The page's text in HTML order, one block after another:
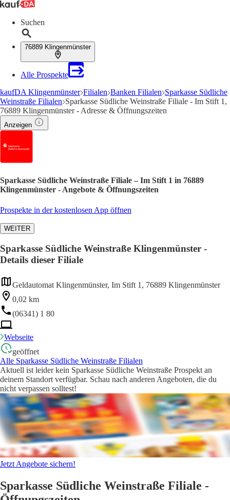
Suchen
76889 Klingenmünster
Alle Prospekte
kaufDA Klingenmünster Filialen Banken Filialen Sparkasse Südliche
Weinstraße Filialen Sparkasse Südliche Weinstraße Filiale - Im Stift 1,
76889 Klingenmünster - Adresse & Öffnungszeiten
Anzeigen
Sparkasse Südliche Weinstraße Filiale – Im Stift 1 in 76889
Klingenmünster - Angebote & Öffnungszeiten
Prospekte in der kostenlosen App öffnen
WEITER
Sparkasse Südliche Weinstraße Klingenmünster -
Details dieser Filiale
Geldautomat Klingenmünster, Im Stift 1, 76889 Klingenmünster
0,02 km
(06341) 1 80
Webseite
geöffnet
Alle Sparkasse Südliche Weinstraße Filialen
Aktuell ist leider kein Sparkasse Südliche Weinstraße Prospekt an
deinem Standort verfügbar. Schau nach anderen Angeboten, die du
nicht verpassen solltest!
Jetzt Angebote sichern!
Sparkasse Südliche Weinstraße Filiale -